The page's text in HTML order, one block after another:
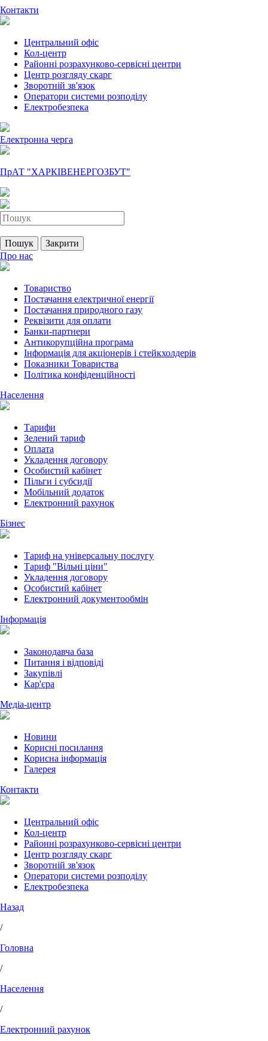
Контакти
Центральний офіс
Кол-центр
Районні розрахунково-сервісні центри
Центр розгляду скарг
Зворотній зв'язок
Оператори системи розподілу
Електробезпека
Електронна черга
ПрАТ "ХАРКІВЕНЕРГОЗБУТ"
Пошук
Закрити
Про нас
Товариство
Постачання електричної енергії
Постачання природного газу
Реквізити для оплати
Банки-партнери
Антикорупційна програма
Інформація для акціонерів і стейкхолдерів
Показники Товариства
Політика конфіденційності
Населення
Тарифи
Зелений тариф
Оплата
Укладення договору
Особистий кабінет
Пільги і субсидії
Мобільний додаток
Електронний рахунок
Бізнес
Тариф на універсальну послугу
Тариф "Вільні ціни"
Укладення договору
Особистий кабінет
Електронний документообмін
Інформація
Законодавча база
Питання і відповіді
Закупівлі
Кар'єра
Медіа-центр
Новини
Корисні посилання
Корисна інформація
Галерея
Контакти
Центральний офіс
Кол-центр
Районні розрахунково-сервісні центри
Центр розгляду скарг
Зворотній зв'язок
Оператори системи розподілу
Електробезпека
Назад
/
Головна
/
Населення
/
Електронний рахунок